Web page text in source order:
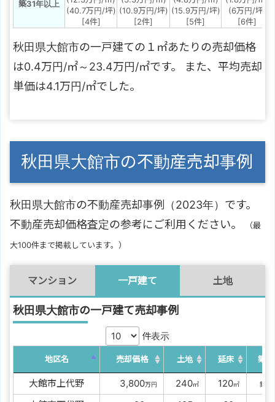
築31年以上
(40.7万円/坪)
[4件]
(10.9万円/坪)
[2件]
(15.9万円/坪)
[5件]
(6万円/坪)
[6件]
秋田県大館市の一戸建ての１㎡あたりの売却価格
は0.4万円/㎡～23.4万円/㎡です。 また、平均売却
単価は4.1万円/㎡でした。
秋田県大館市の不動産売却事例
秋田県大館市の不動産売却事例（2023年）です。
不動産売却価格査定の参考にご利用ください。
（最
大100件まで掲載しています。）
マンション 一戸建て 土地
秋田県大館市の一戸建て売却事例
件表示
地区名 売却価格 土地 延床 築
大館市上代野 3,800万円 240㎡ 120㎡ 築